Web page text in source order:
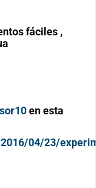
fáciles ,
en esta
04/23/